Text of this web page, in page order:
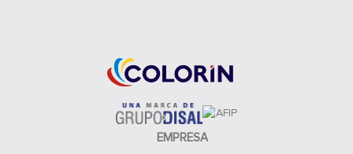
EMPRESA